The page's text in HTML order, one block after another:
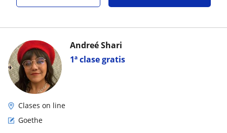
1ª clase gratis
Andreé Shari
Clases on line
Goethe